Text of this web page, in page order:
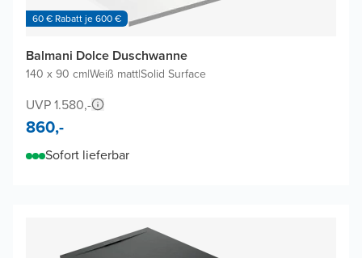
60 € Rabatt je 600 €
Balmani Dolce Duschwanne
140 x 90 cm|Weiß matt|Solid Surface
UVP 1.580,-
860,-
Sofort lieferbar